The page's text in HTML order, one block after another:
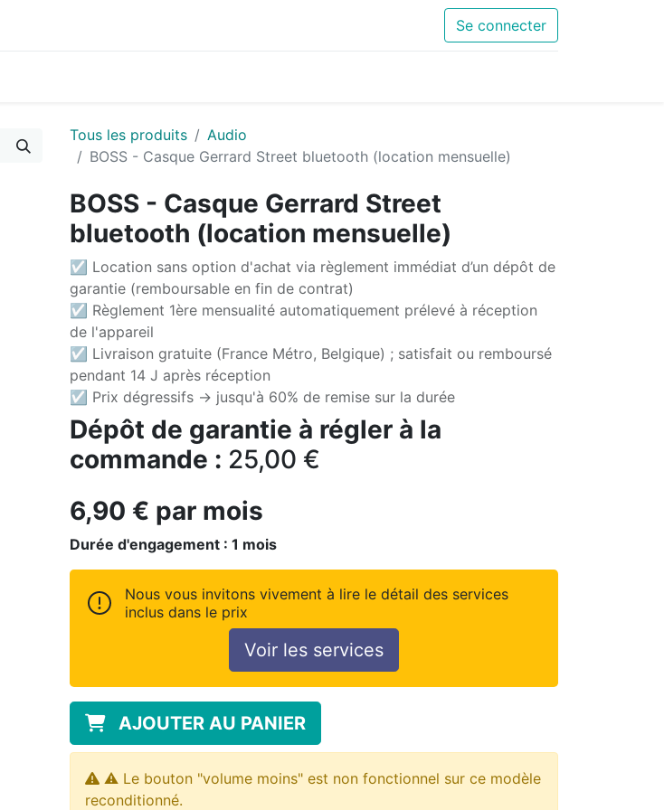
Se connecter
Tous les produits
Audio
BOSS - Casque Gerrard Street bluetooth (location mensuelle)
BOSS - Casque Gerrard Street
bluetooth (location mensuelle)
☑ Location sans option d'achat via règlement immédiat d’un dépôt de
garantie (remboursable en fin de contrat)
☑ Règlement 1ère mensualité automatiquement prélevé à réception
de l'appareil
☑ Livraison gratuite (France Métro, Belgique) ; satisfait ou remboursé
pendant 14 J après réception
☑ Prix dégressifs -> jusqu'à 60% de remise sur la durée
Dépôt de garantie à régler à la
commande : 25,00 €
6,90 € par mois
Durée d'engagement : 1 mois
Nous vous invitons vivement à lire le détail des services
inclus dans le prix
Voir les services
AJOUTER AU PANIER
⚠️ Le bouton "volume moins" est non fonctionnel sur ce modèle
reconditionné.